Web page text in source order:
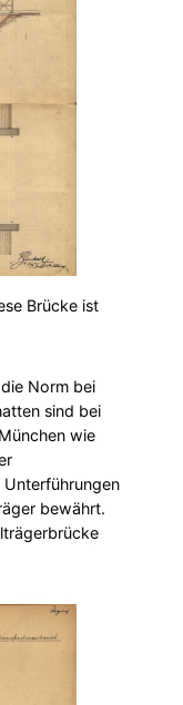
Brücke ist
Norm bei
sind bei
wie
bewährt.